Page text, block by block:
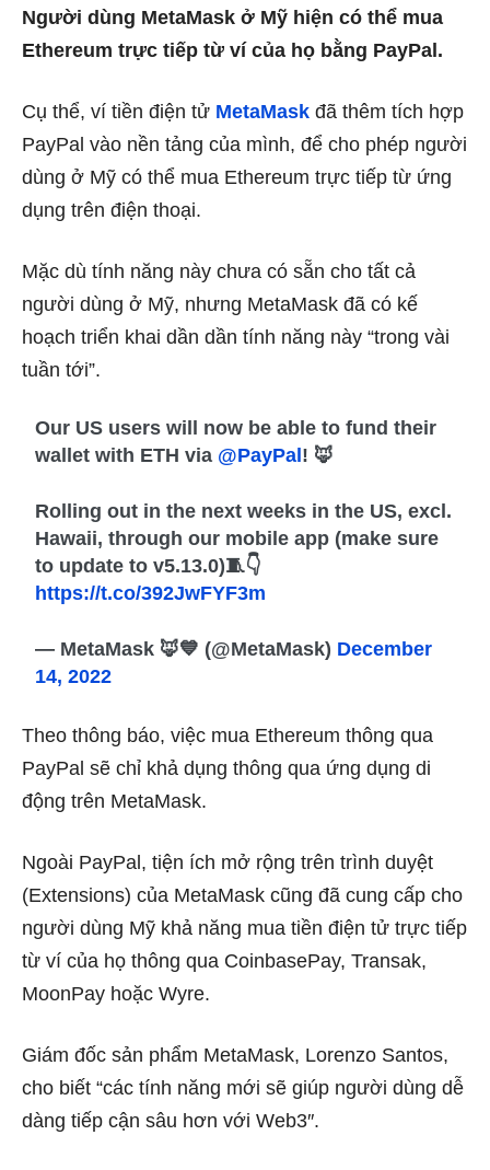
Người dùng MetaMask ở Mỹ hiện có thể mua
Ethereum trực tiếp từ ví của họ bằng PayPal.
Cụ thể, ví tiền điện tử MetaMask đã thêm tích hợp
PayPal vào nền tảng của mình, để cho phép người
dùng ở Mỹ có thể mua Ethereum trực tiếp từ ứng
dụng trên điện thoại.
Mặc dù tính năng này chưa có sẵn cho tất cả
người dùng ở Mỹ, nhưng MetaMask đã có kế
hoạch triển khai dần dần tính năng này “trong vài
tuần tới”.
Our US users will now be able to fund their
wallet with ETH via @PayPal ! 🦊
Rolling out in the next weeks in the US, excl.
Hawaii, through our mobile app (make sure
to update to v5.13.0)🧵👇
https://t.co/392JwFYF3m
— MetaMask 🦊💙 (@MetaMask) December
14, 2022
Theo thông báo, việc mua Ethereum thông qua
PayPal sẽ chỉ khả dụng thông qua ứng dụng di
động trên MetaMask.
Ngoài PayPal, tiện ích mở rộng trên trình duyệt
(Extensions) của MetaMask cũng đã cung cấp cho
người dùng Mỹ khả năng mua tiền điện tử trực tiếp
từ ví của họ thông qua CoinbasePay, Transak,
MoonPay hoặc Wyre.
Giám đốc sản phẩm MetaMask, Lorenzo Santos,
cho biết “các tính năng mới sẽ giúp người dùng dễ
dàng tiếp cận sâu hơn với Web3″.